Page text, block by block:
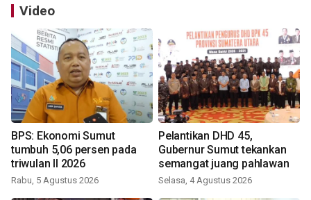
Video
BPS: Ekonomi Sumut
tumbuh 5,06 persen pada
triwulan II 2026
Rabu, 5 Agustus 2026
Pelantikan DHD 45,
Gubernur Sumut tekankan
semangat juang pahlawan
Selasa, 4 Agustus 2026